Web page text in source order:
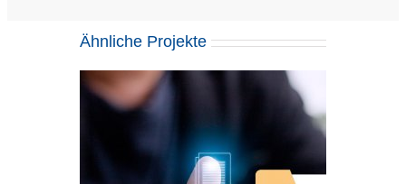
Ähnliche Projekte